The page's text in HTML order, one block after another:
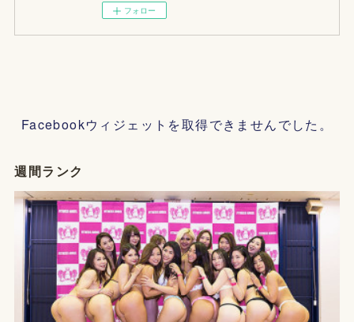
フォロー
Facebookウィジェットを取得できませんでした。
週間ランク